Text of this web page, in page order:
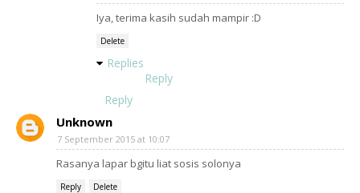
Iya, terima kasih sudah mampir :D
Delete
Replies
Reply
Reply
Unknown
7 September 2015 at 10:07
Rasanya lapar bgitu liat sosis solonya
Reply Delete